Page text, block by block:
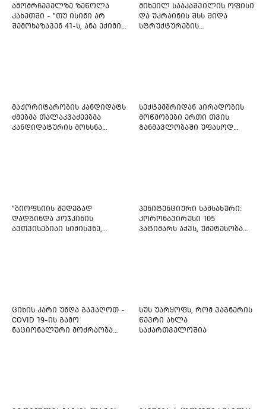
ამომრჩეველზე ზეწოლა
კახეთში - "თუ ისინი არ
შემოხაზავენ 41-ს, ანა ექიმის
მიხეილ სააკაშვილის ოფისი
და უკრაინის შსს შიდა
სტრუქტურების
მაჟორიტარობის კანდიდატს
ძმებმა თალაკვაძეებმა
კანდიდატურის მოხსნა
სექტემბრიდან პირადობის
მოწმობები ერთი თვის
განმავლობაში უფასოდ
"ბიოფსიის შედეგად
დადგინდა ჰოჯკინის
ავთვისებიაი სიმისვნე,
პენიტენციური სამსახური:
კორონავირუსი 105
პატიმარს აქვს, უმეტესობა
ციხის კარი უნდა გავაღოთ -
COVID 19-ის გამო
ნაციონალური მოძრაობა
სუს უარყოფს, რომ ვაგნერის
წევრი ახლა
საქართველოშია